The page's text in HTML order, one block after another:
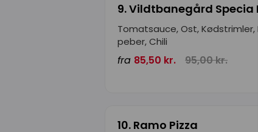
9. Vildtbanegård Specia
Tomatsauce, Ost, Kødstrimler,
peber, Chili
fra 85,50 kr. 95,00 kr.
10. Ramo Pizza